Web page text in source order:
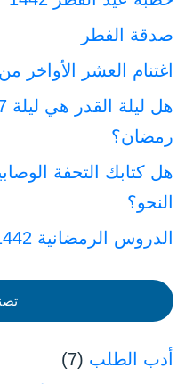
صدقة الفطر
اغتنام العشر الأواخر
رمضان؟
هل كتابك التحفة
النحو؟
الدروس الرمضانية 1442
أدب الطلب (7)